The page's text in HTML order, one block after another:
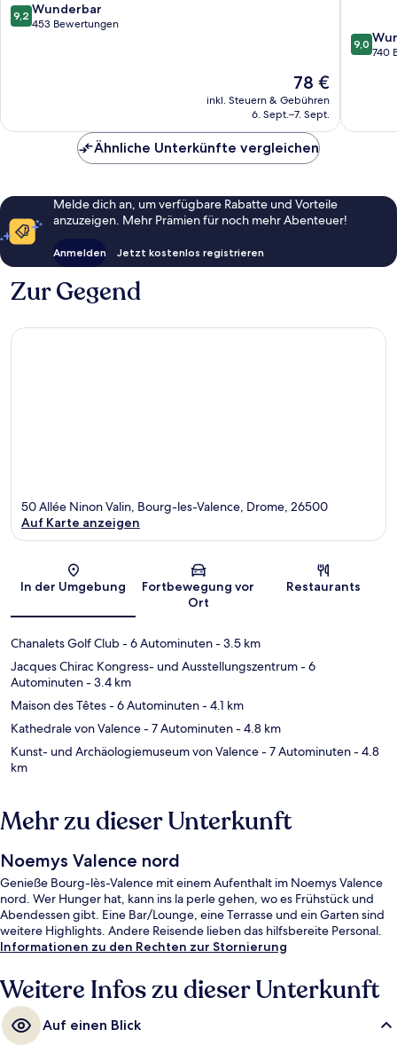
Valence
Bourg-
9.2
von
9,2 Wunderbar
453 Bewertungen
Der
Preis
beträgt
78 €
inkl. Steuern & Gebühren
6. Sept.–7. Sept.
9.0
von
9,0
740
Ähnliche Unterkünfte vergleichen
Melde dich an, um verfügbare Rabatte und Vorteile
anzuzeigen. Mehr Prämien für noch mehr Abenteuer!
Anmelden Jetzt kostenlos registrieren
Zur Gegend
Karte
50 Allée Ninon Valin, Bourg-les-Valence, Drome, 26500
Auf Karte anzeigen
In der Umgebung
Fortbewegung vor
Ort
Restaurants
Chanalets Golf Club- 6 Autominuten- 3.5 km
Jacques Chirac Kongress- und Ausstellungszentrum- 6
Autominuten- 3.4 km
Maison des Têtes- 6 Autominuten- 4.1 km
Kathedrale von Valence- 7 Autominuten- 4.8 km
Kunst- und Archäologiemuseum von Valence- 7 Autominuten- 4.8
km
Mehr zu dieser Unterkunft
Noemys Valence nord
Genieße Bourg-lès-Valence mit einem Aufenthalt im Noemys Valence
nord. Wer Hunger hat, kann ins la perle gehen, wo es Frühstück und
Abendessen gibt. Eine Bar/Lounge, eine Terrasse und ein Garten sind
weitere Highlights. Andere Reisende lieben das hilfsbereite Personal.
Informationen zu den Rechten zur Stornierung
Weitere Infos zu dieser Unterkunft
Auf einen Blick